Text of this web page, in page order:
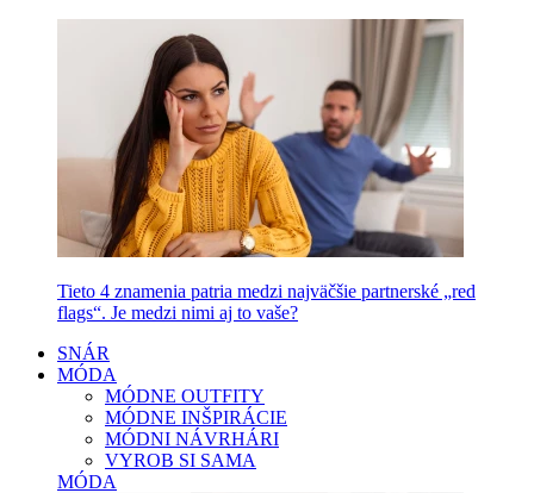
Tieto 4 znamenia patria medzi najväčšie partnerské „red
flags“. Je medzi nimi aj to vaše?
SNÁR
MÓDA
MÓDNE OUTFITY
MÓDNE INŠPIRÁCIE
MÓDNI NÁVRHÁRI
VYROB SI SAMA
MÓDA